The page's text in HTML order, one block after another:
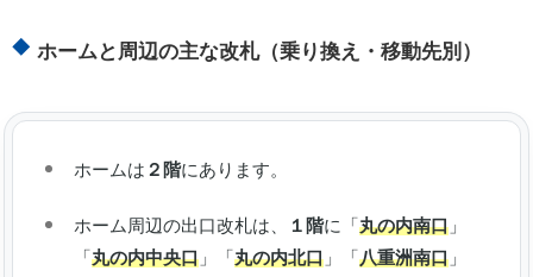
ホームと周辺の主な改札（乗り換え・移動先別）
ホームは ２階にあります。
ホーム周辺の出口改札は、 １階に「丸の内南口 」
「丸の内中央口 」「丸の内北口 」「八重洲南口 」